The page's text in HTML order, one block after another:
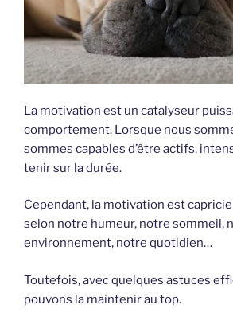
La motivation est un catalyseur
comportement. Lorsque nous
sommes capables d’être actifs,
tenir sur la durée.
Cependant, la motivation est
selon notre humeur, notre sommeil,
environnement, notre quotidien…
Toutefois, avec quelques astuces
pouvons la maintenir au top.